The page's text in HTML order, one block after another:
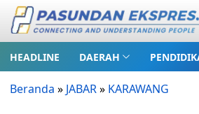
HEADLINE DAERAH
Beranda » JABAR» KARAWANG